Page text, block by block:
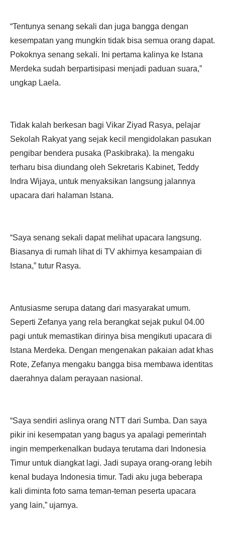
“Tentunya senang sekali dan juga bangga dengan
kesempatan yang mungkin tidak bisa semua orang dapat.
Pokoknya senang sekali. Ini pertama kalinya ke Istana
Merdeka sudah berpartisipasi menjadi paduan suara,”
ungkap Laela.
Tidak kalah berkesan bagi Vikar Ziyad Rasya, pelajar
Sekolah Rakyat yang sejak kecil mengidolakan pasukan
pengibar bendera pusaka (Paskibraka). Ia mengaku
terharu bisa diundang oleh Sekretaris Kabinet, Teddy
Indra Wijaya, untuk menyaksikan langsung jalannya
upacara dari halaman Istana.
“Saya senang sekali dapat melihat upacara langsung.
Biasanya di rumah lihat di TV akhirnya kesampaian di
Istana,” tutur Rasya.
Antusiasme serupa datang dari masyarakat umum.
Seperti Zefanya yang rela berangkat sejak pukul 04.00
pagi untuk memastikan dirinya bisa mengikuti upacara di
Istana Merdeka. Dengan mengenakan pakaian adat khas
Rote, Zefanya mengaku bangga bisa membawa identitas
daerahnya dalam perayaan nasional.
“Saya sendiri aslinya orang NTT dari Sumba. Dan saya
pikir ini kesempatan yang bagus ya apalagi pemerintah
ingin memperkenalkan budaya terutama dari Indonesia
Timur untuk diangkat lagi. Jadi supaya orang-orang lebih
kenal budaya Indonesia timur. Tadi aku juga beberapa
kali diminta foto sama teman-teman peserta upacara
yang lain,” ujarnya.